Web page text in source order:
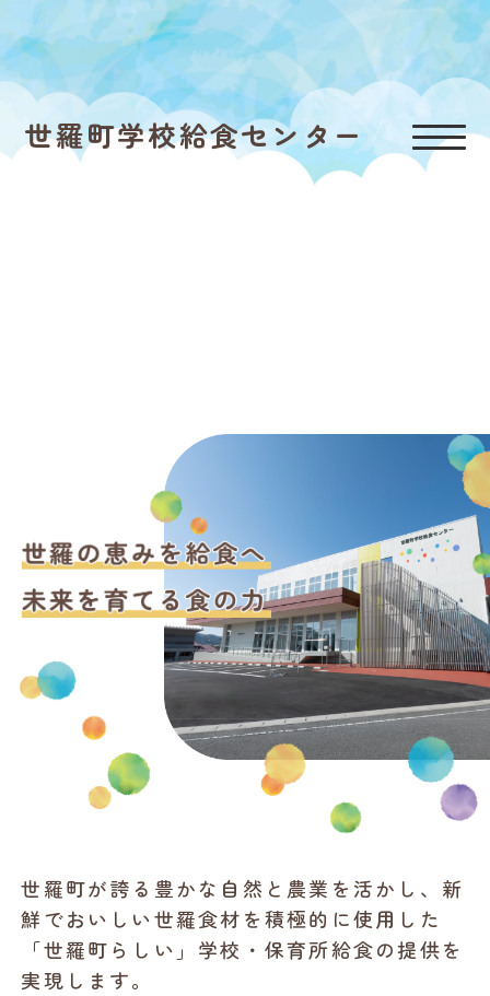
世羅町学校給食センター
世羅町が誇る豊かな自然と農業を活かし、新
鮮でおいしい世羅食材を積極的に使用した
「世羅町らしい」学校・保育所給食の提供を
実現します。